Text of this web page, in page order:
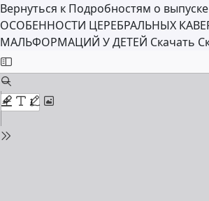
Вернуться к Подробностям о выпуске
ОСОБЕННОСТИ ЦЕРЕБРАЛЬНЫХ
МАЛЬФОРМАЦИЙ У ДЕТЕЙ Скачать